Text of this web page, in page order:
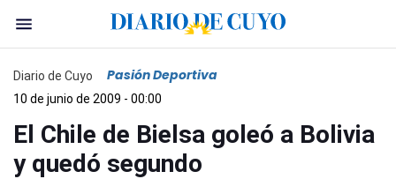
Diario de Cuyo Pasión Deportiva
10 de junio de 2009 - 00:00
El Chile de Bielsa goleó a Bolivia
y quedó segundo